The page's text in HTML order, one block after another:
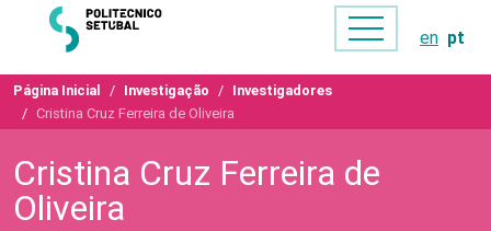
en pt
Página Inicial Investigação
Investigadores
Cristina Cruz Ferreira de Oliveira
Cristina Cruz Ferreira de
Oliveira